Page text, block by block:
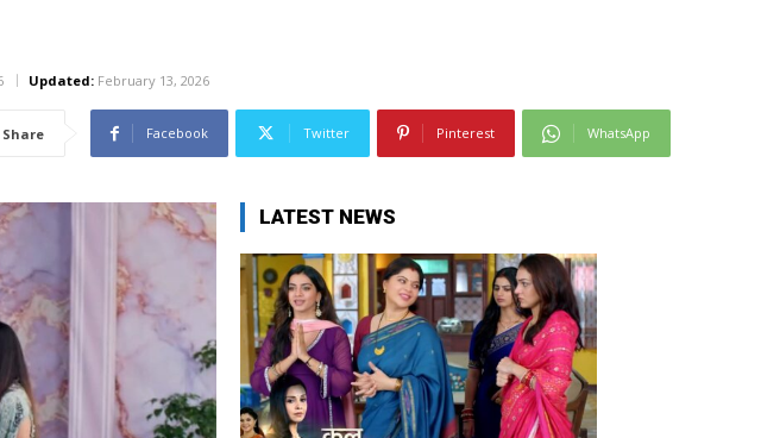
Updated: February 13, 2026
Share Facebook Twitter Pinterest WhatsApp
LATEST NEWS